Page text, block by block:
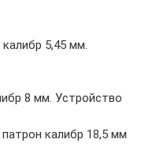
5,45 мм.
8 мм. Устройство
калибр 18,5 мм